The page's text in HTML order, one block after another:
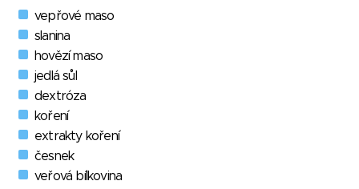
vepřové maso
slanina
hovězí maso
jedlá sůl
dextróza
koření
extrakty koření
česnek
veřová bílkovina